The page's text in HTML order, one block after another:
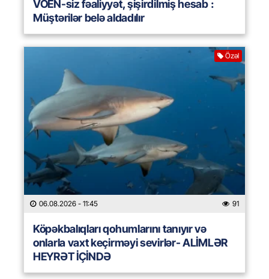
VÖEN-siz fəaliyyət, şişirdilmiş hesab :
Müştərilər belə aldadılır
Özəl
06.08.2026 - 11:45 91
Köpəkbalıqları qohumlarını tanıyır və
onlarla vaxt keçirməyi sevirlər- ALİMLƏR
HEYRƏT İÇİNDƏ